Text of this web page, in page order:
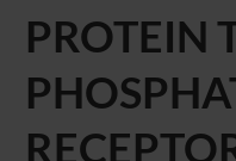
PROTEIN